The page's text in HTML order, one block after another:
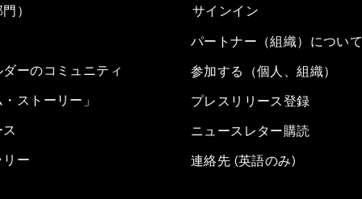
）
ーのコミュニティ
ストーリー」
リー
サインイン
パートナー（組織）につい
参加する（個人、組織）
プレスリリース登録
ニュースレター購読
連絡先 (英語のみ)